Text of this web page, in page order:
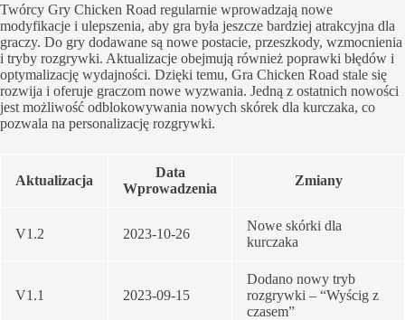
Twórcy Gry Chicken Road regularnie wprowadzają nowe
modyfikacje i ulepszenia, aby gra była jeszcze bardziej atrakcyjna dla
graczy. Do gry dodawane są nowe postacie, przeszkody, wzmocnienia
i tryby rozgrywki. Aktualizacje obejmują również poprawki błędów i
optymalizację wydajności. Dzięki temu, Gra Chicken Road stale się
rozwija i oferuje graczom nowe wyzwania. Jedną z ostatnich nowości
jest możliwość odblokowywania nowych skórek dla kurczaka, co
pozwala na personalizację rozgrywki.
Aktualizacja
Data
Wprowadzenia
Zmiany
V1.2 2023-10-26
Nowe skórki dla
kurczaka
V1.1 2023-09-15
Dodano nowy tryb
rozgrywki – “Wyścig z
czasem”